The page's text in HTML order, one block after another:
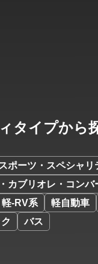
タイプから
ポーツ・スペシャリ
カブリオレ・コンバ
軽-RV系 軽自動車
バス